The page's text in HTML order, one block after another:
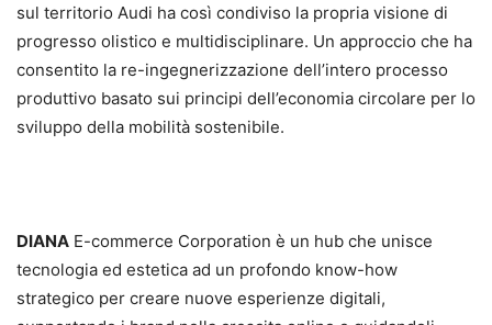
sul territorio Audi ha così condiviso la propria visione di
progresso olistico e multidisciplinare. Un approccio che ha
consentito la re-ingegnerizzazione dell’intero processo
produttivo basato sui principi dell’economia circolare per lo
sviluppo della mobilità sostenibile.
DIANA E-commerce Corporation è un hub che unisce
tecnologia ed estetica ad un profondo know-how
strategico per creare nuove esperienze digitali,